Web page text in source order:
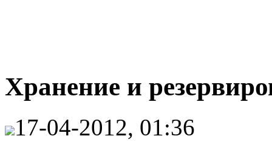
Хранение и
17-04-2012, 01:36